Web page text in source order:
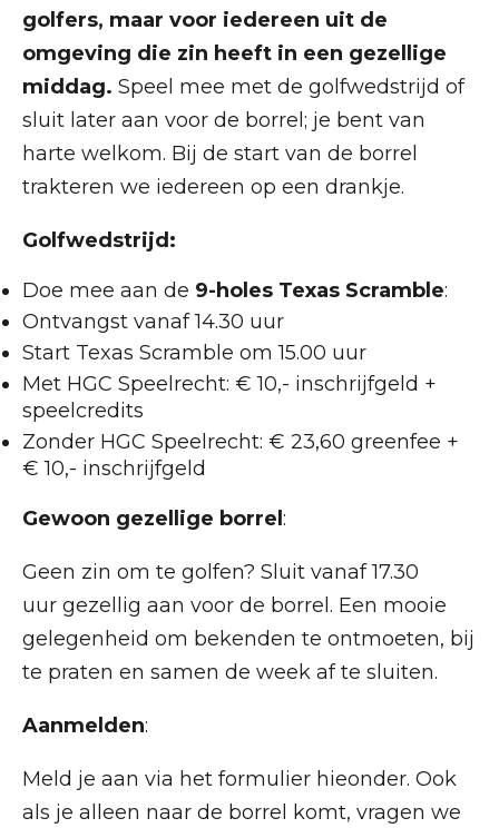
golfers, maar voor iedereen uit de
omgeving die zin heeft in een gezellige
middag. Speel mee met de golfwedstrijd of
sluit later aan voor de borrel; je bent van
harte welkom. Bij de start van de borrel
trakteren we iedereen op een drankje.
Golfwedstrijd:
Doe mee aan de 9-holes Texas Scramble:
Ontvangst vanaf 14.30 uur
Start Texas Scramble om 15.00 uur
Met HGC Speelrecht: € 10,- inschrijfgeld +
speelcredits
Zonder HGC Speelrecht: € 23,60 greenfee +
€ 10,- inschrijfgeld
Gewoon gezellige borrel :
Geen zin om te golfen? Sluit vanaf 17.30
uur gezellig aan voor de borrel. Een mooie
gelegenheid om bekenden te ontmoeten, bij
te praten en samen de week af te sluiten.
Aanmelden:
Meld je aan via het formulier hieonder. Ook
als je alleen naar de borrel komt, vragen we